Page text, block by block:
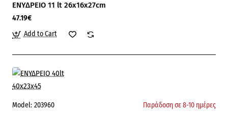
ΕΝΥΔΡΕΙΟ 11 lt 26x16x27cm
47.19€
Add to Cart
Model: 203960 Παράδοση σε 8-10 ημέρες